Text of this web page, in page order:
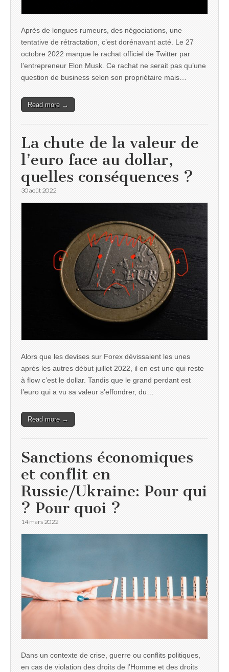
Après de longues rumeurs, des négociations, une
tentative de rétractation, c’est dorénavant acté. Le 27
octobre 2022 marque le rachat officiel de Twitter par
l’entrepreneur Elon Musk. Ce rachat ne serait pas qu’une
question de business selon son propriétaire mais…
Read more →
La chute de la valeur de
l’euro face au dollar,
quelles conséquences ?
30 août 2022
Alors que les devises sur Forex dévissaient les unes
après les autres début juillet 2022, il en est une qui reste
à flow c’est le dollar. Tandis que le grand perdant est
l’euro qui a vu sa valeur s’effondrer, du…
Read more →
Sanctions économiques
et conflit en
Russie/Ukraine: Pour qui
? Pour quoi ?
14 mars 2022
Dans un contexte de crise, guerre ou conflits politiques,
en cas de violation des droits de l’Homme et des droits